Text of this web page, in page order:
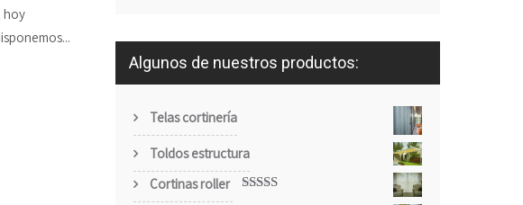
hoy
Algunos de nuestros productos:
Telas cortinería
Toldos estructura
Cortinas roller